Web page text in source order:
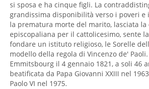
si sposa e ha cinque figli. La
grandissima disponibilità verso i poveri e
la prematura morte del marito, lasciata la
episcopaliana per il cattolicesimo, sente
fondare un istituto religioso, le Sorelle
modello della regola di Vincenzo de'
Emmitsbourg il 4 gennaio 1821, a soli 46
beatificata da Papa Giovanni XXIII nel
Paolo VI nel 1975.